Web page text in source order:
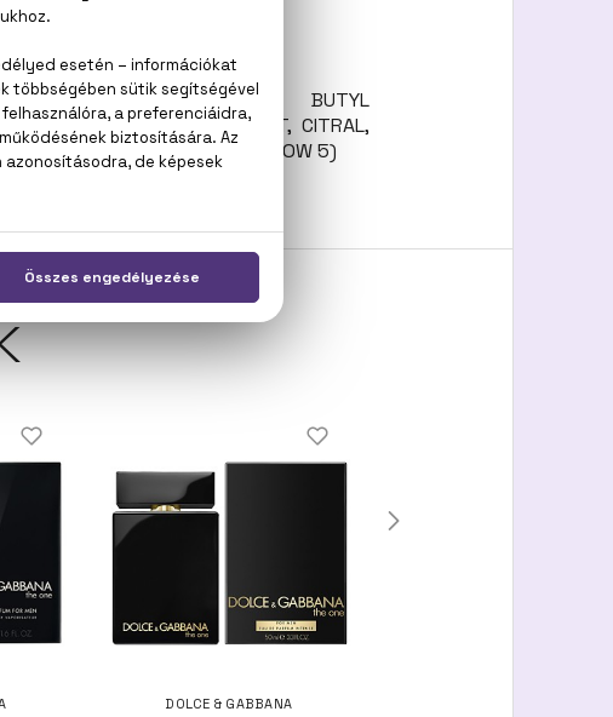
(WATER), LIMONENE, BUTYL
GERANIOL, BHT, CITRAL,
(EXT. VIOLET 2), CI 19140 (YELLOW 5)
DOLCE & GABBANA